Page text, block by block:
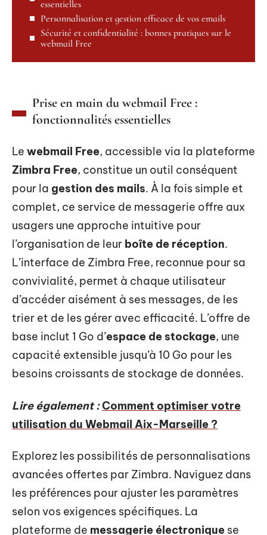
essentielles
Personnalisation et gestion efficace de vos emails
Sécurité et confidentialité : bonnes pratiques sur le
webmail Free
Prise en main du webmail Free :
fonctionnalités essentielles
Le webmail Free, accessible via la plateforme
Zimbra Free, constitue un outil conséquent
pour la gestion des mails. À la fois simple et
complet, ce service de messagerie offre aux
usagers une approche intuitive pour
l’organisation de leur boîte de réception.
L’interface de Zimbra Free, reconnue pour sa
convivialité, permet à chaque utilisateur
d’accéder aisément à ses messages, de les
trier et de les gérer avec efficacité. L’offre de
base inclut 1 Go d’espace de stockage, une
capacité extensible jusqu’à 10 Go pour les
besoins croissants de stockage de données.
Lire également :Comment optimiser votre
utilisation du Webmail Aix-Marseille ?
Explorez les possibilités de personnalisations
avancées offertes par Zimbra. Naviguez dans
les préférences pour ajuster les paramètres
selon vos exigences spécifiques. La
plateforme de messagerie électronique se